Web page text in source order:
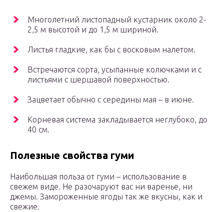
Многолетний листопадный кустарник около 2-
2,5 м высотой и до 1,5 м шириной.
Листья гладкие, как бы с восковым налетом.
Встречаются сорта, усыпанные колючками и с
листьями с шершавой поверхностью.
Зацветает обычно с середины мая – в июне.
Корневая система закладывается неглубоко, до
40 см.
Полезные свойства гуми
Наибольшая польза от гуми – использование в
свежем виде. Не разочаруют вас ни варенье, ни
джемы. Замороженные ягоды так же вкусны, как и
свежие.